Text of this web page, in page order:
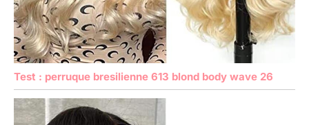
Test : perruque bresilienne 613 blond body wave 26